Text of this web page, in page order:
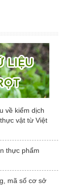
về kiểm dịch
vật từ Việt
thực phẩm
mã số cơ sở